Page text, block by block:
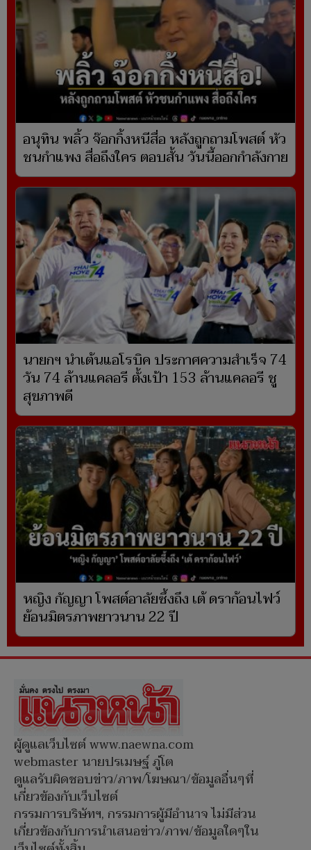
อนุทิน พลิ้ว จ๊อกกิ้งหนีสื่อ หลังถูกถามโพสต์ หัว
ชนกำแพง สื่อถึงใคร ตอบสั้น วันนี้ออกกำลังกาย
นายกฯ นำเต้นแอโรบิค ประกาศความสำเร็จ 74
วัน 74 ล้านแคลอรี ตั้งเป้า 153 ล้านแคลอรี ชู
สุขภาพดี
หญิง กัญญา โพสต์อาลัยซึ้งถึง เต้ ดราก้อนไฟว์
ย้อนมิตรภาพยาวนาน 22 ปี
ผู้ดูแลเว็บไซต์ www.naewna.com
webmaster นายปรเมษฐ์ ภู่โต
ดูแลรับผิดชอบข่าว/ภาพ/โฆษณา/ข้อมูลอื่นๆที่
เกี่ยวข้องกับเว็บไซต์
กรรมการบริษัทฯ, กรรมการผู้มีอำนาจ ไม่มีส่วน
เกี่ยวข้องกับการนำเสนอข่าว/ภาพ/ข้อมูลใดๆใน